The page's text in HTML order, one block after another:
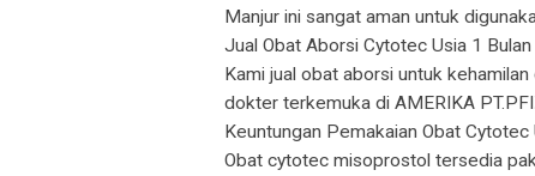
Manjur ini sangat aman untuk
Jual Obat Aborsi Cytotec Usia 1
Kami jual obat aborsi untuk
dokter terkemuka di AMERIKA
Keuntungan Pemakaian Obat
Obat cytotec misoprostol tersedia